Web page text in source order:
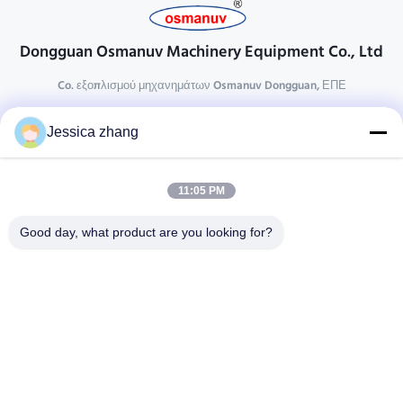
Dongguan Osmanuv Machinery Equipment Co., Ltd
Co. εξοπλισμού μηχανημάτων Osmanuv Dongguan, ΕΠΕ
28 δεύτερος ο βιομηχανικός, wei Liu chong, Wanjiang,
DongGuan, Guangdong, Κίνα
osmanuv@hotmail.com
Jessica zhang
11:05 PM
Good day, what product are you looking for?